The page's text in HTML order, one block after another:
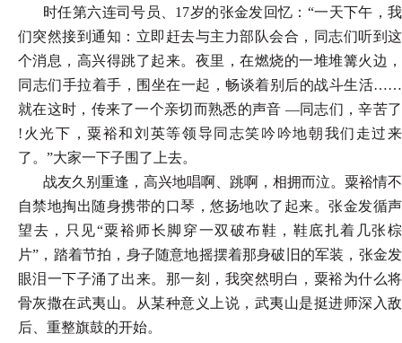
时任第六连司号员、17岁的张金发回忆：“一天下午，我
们突然接到通知：立即赶去与主力部队会合，同志们听到这
个消息，高兴得跳了起来。夜里，在燃烧的一堆堆篝火边，
同志们手拉着手，围坐在一起，畅谈着别后的战斗生活……
就在这时，传来了一个亲切而熟悉的声音 —同志们，辛苦了
!火光下，粟裕和刘英等领导同志笑吟吟地朝我们走过来
了。”大家一下子围了上去。
战友久别重逢，高兴地唱啊、跳啊，相拥而泣。粟裕情不
自禁地掏出随身携带的口琴，悠扬地吹了起来。张金发循声
望去，只见“粟裕师长脚穿一双破布鞋，鞋底扎着几张棕
片”，踏着节拍，身子随意地摇摆着那身破旧的军装，张金发
眼泪一下子涌了出来。那一刻，我突然明白，粟裕为什么将
骨灰撒在武夷山。从某种意义上说，武夷山是挺进师深入敌
后、重整旗鼓的开始。